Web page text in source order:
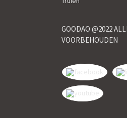
GOODAO @2022
VOORBEHOUDEN